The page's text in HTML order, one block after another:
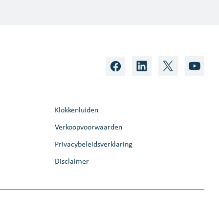
Klokkenluiden
Verkoopvoorwaarden
Privacybeleidsverklaring
Disclaimer